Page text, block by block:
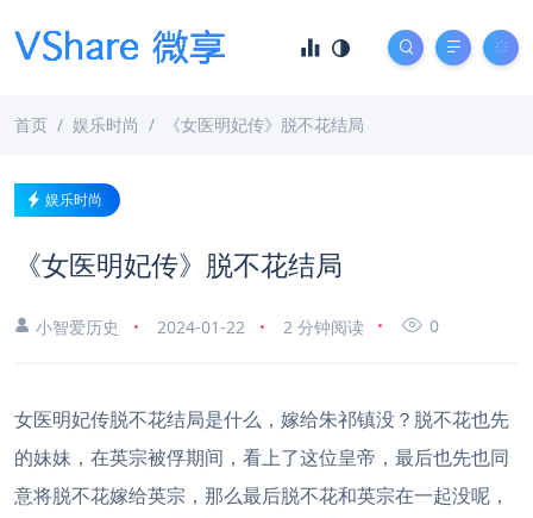
首页 娱乐时尚 《女医明妃传》脱不花结局
娱乐时尚
《女医明妃传》脱不花结局
小智爱历史 2024-01-22 2 分钟阅读 0
女医明妃传脱不花结局是什么，嫁给朱祁镇没？脱不花也先
的妹妹，在英宗被俘期间，看上了这位皇帝，最后也先也同
意将脱不花嫁给英宗，那么最后脱不花和英宗在一起没呢，